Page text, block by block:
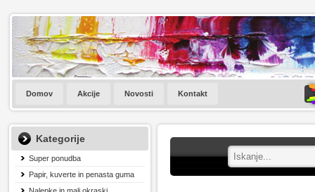
Domov Akcije Novosti Kontakt
Kategorije
Super ponudba
Papir, kuverte in penasta guma